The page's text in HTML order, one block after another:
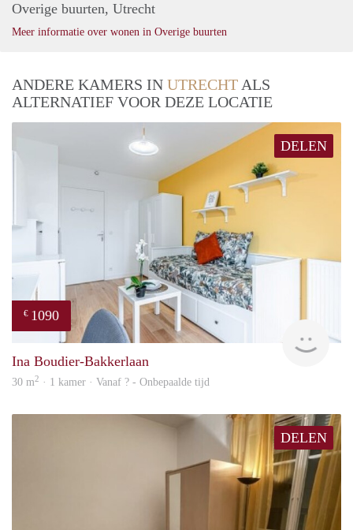
Overige buurten, Utrecht
Meer informatie over wonen in Overige buurten
ANDERE KAMERS IN UTRECHT ALS
ALTERNATIEF VOOR DEZE LOCATIE
DELEN
€ 1090
Ina Boudier-Bakkerlaan
30 m2 · 1 kamer · Vanaf ? - Onbepaalde tijd
DELEN